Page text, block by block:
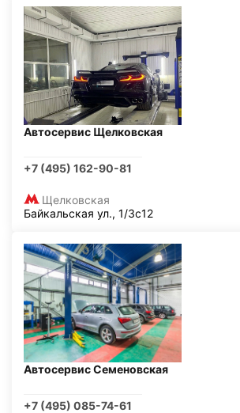
Автосервис Щелковская
+7 (495) 162-90-81
Щелковская
Байкальская ул., 1/3с12
Автосервис Семеновская
+7 (495) 085-74-61